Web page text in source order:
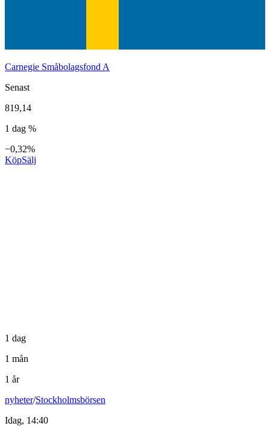
Carnegie Småbolagsfond A
Senast
819,14
1 dag %
−0,32%
KöpSälj
1 dag
1 mån
1 år
nyheter/Stockholmsbörsen
Idag, 14:40